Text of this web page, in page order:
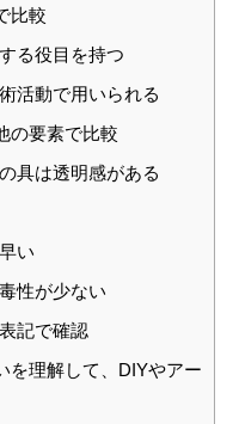
比較
る役目を持つ
活動で用いられる
の要素で比較
具は透明感がある
い
性が少ない
記で確認
を理解して、DIYやアー